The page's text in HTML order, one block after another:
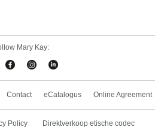
Mary Kay:
Contact eCatalogus Online Agreement
Policy Direktverkoop etische codec